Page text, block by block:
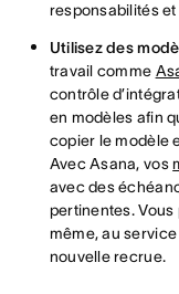
responsabilités
Utilisez des
travail comme
contrôle
en modèles afin
copier le modèle
Avec Asana, vos
avec des
pertinentes.
même, au
nouvelle recrue.